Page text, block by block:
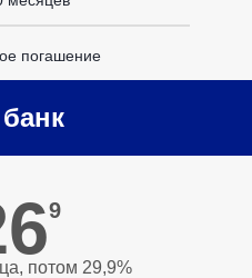
погашение
9
потом 29,9%